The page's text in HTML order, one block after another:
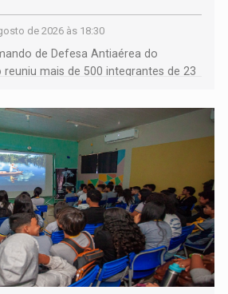
de 2026 às 18:30
de Defesa Antiaérea do
reuniu mais de 500 integrantes de 23